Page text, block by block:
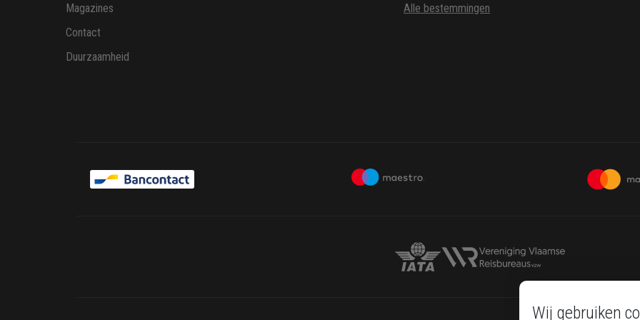
Wij gebruiken
Magazines
Contact
Duurzaamheid
Alle bestemmingen